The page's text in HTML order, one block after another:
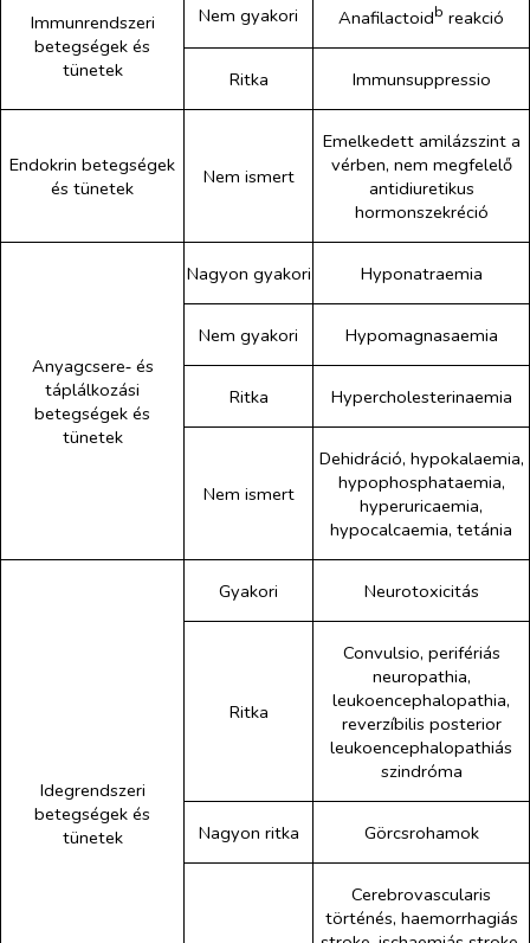
Immunrendszeri
betegségek és
tünetek
Nem gyakori Anafilactoidb reakció
Ritka Immunsuppressio
Endokrin betegségek
és tünetek
Nem ismert
Emelkedett amilázszint a
vérben, nem megfelelő
antidiuretikus
hormonszekréció
Anyagcsere‑ és
táplálkozási
betegségek és
tünetek
Nagyon gyakori Hyponatraemia
Nem gyakori Hypomagnasaemia
Ritka Hypercholesterinaemia
Nem ismert
Dehidráció, hypokalaemia,
hypophosphataemia,
hyperuricaemia,
hypocalcaemia, tetánia
Idegrendszeri
betegségek és
tünetek
Gyakori Neurotoxicitás
Ritka
Convulsio, perifériás
neuropathia,
leukoencephalopathia,
reverzíbilis posterior
leukoencephalopathiás
szindróma
Nagyon ritka Görcsrohamok
Cerebrovascularis
történés, haemorrhagiás